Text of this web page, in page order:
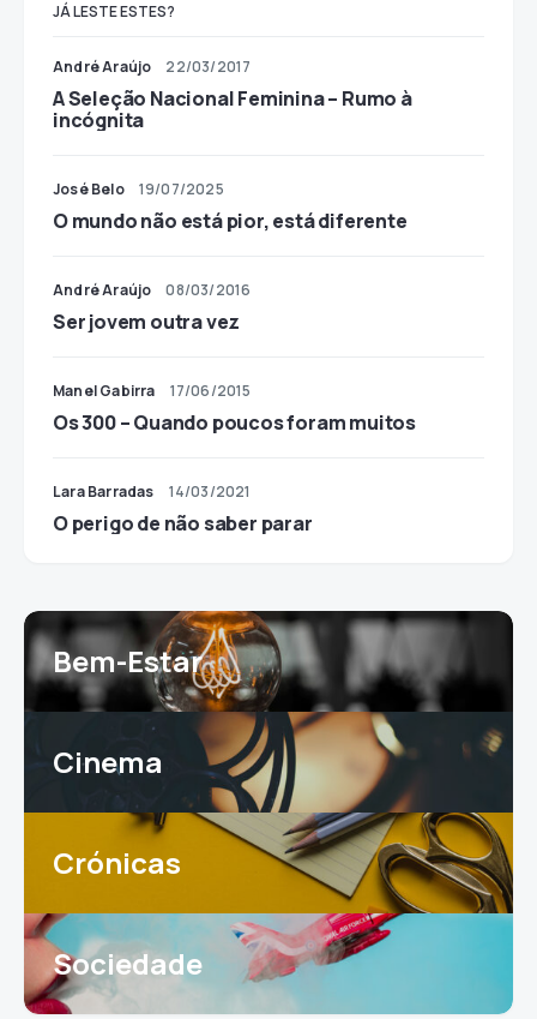
JÁ LESTE ESTES?
André Araújo 22/03/2017
A Seleção Nacional Feminina – Rumo à
incógnita
José Belo 19/07/2025
O mundo não está pior, está diferente
André Araújo 08/03/2016
Ser jovem outra vez
Manel Gabirra 17/06/2015
Os 300 – Quando poucos foram muitos
Lara Barradas 14/03/2021
O perigo de não saber parar
Bem-Estar
Cinema
Crónicas
Sociedade